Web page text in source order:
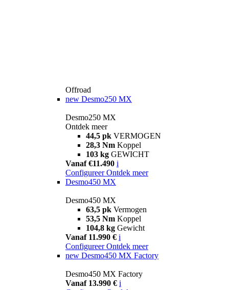
Offroad
new Desmo250 MX
Desmo250 MX
Ontdek meer
44,5 pk VERMOGEN
28,3 Nm Koppel
103 kg GEWICHT
Vanaf €11.490 i
Configureer Ontdek meer
Desmo450 MX
Desmo450 MX
63,5 pk Vermogen
53,5 Nm Koppel
104,8 kg Gewicht
Vanaf 11.990 € i
Configureer Ontdek meer
new Desmo450 MX Factory
Desmo450 MX Factory
Vanaf 13.990 € i